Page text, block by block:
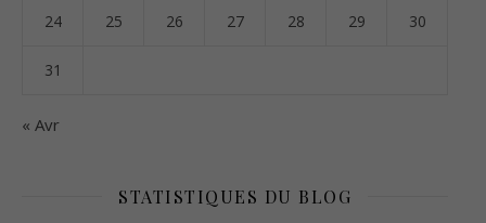
24 25 26 27 28 29 30
31
« Avr
STATISTIQUES DU BLOG